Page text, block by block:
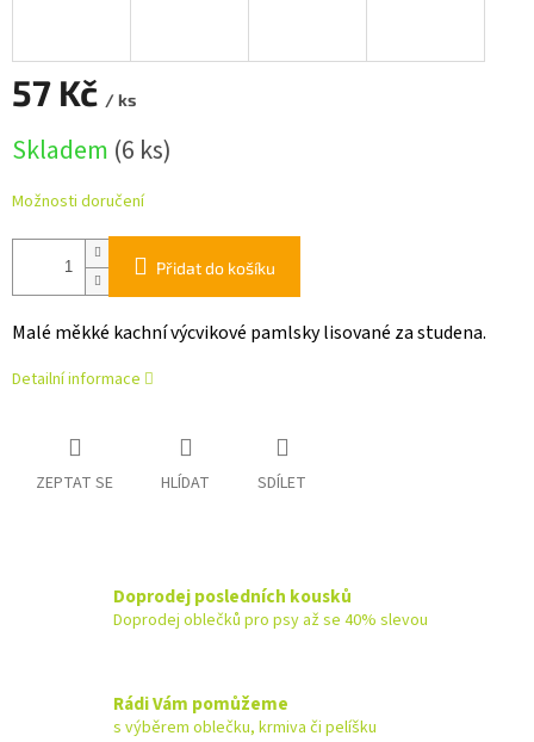
57 Kč / ks
cena:
Skladem (6 ks)
Možnosti doručení
Přidat do košíku
Malé měkké kachní výcvikové pamlsky lisované za studena.
Detailní informace
ZEPTAT SE HLÍDAT SDÍLET
Doprodej posledních kousků
Doprodej oblečků pro psy až se 40% slevou
Rádi Vám pomůžeme
s výběrem oblečku, krmiva či pelíšku